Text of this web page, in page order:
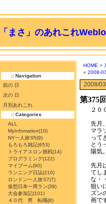
「まさ」のあれこれ
:: Navigation
前の 日
次の 日
月別あれこれ
:: Categories
ALL
MyInfomation(10)
NY一人旅'05(9)
もろもろ雑記(653)
トライアスロン挑戦(14)
プログラミング(122)
マイブーム(90)
ランニング日誌(210)
ロンドン一人旅'07(7)
仮想日本一周ラン(39)
大会参加記(101)
４０代 男 転職(8)
HOME >
« 2008-03
2008/
第375
２０
先月
マラ
って
とう
陽気。
先月
てし
な・
狙い
ズン
画で